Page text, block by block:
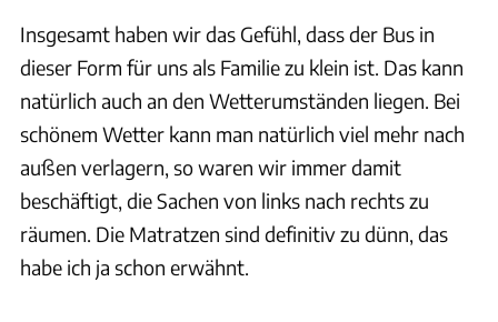
Insgesamt haben wir das Gefühl, dass der Bus in
dieser Form für uns als Familie zu klein ist. Das kann
natürlich auch an den Wetterumständen liegen. Bei
schönem Wetter kann man natürlich viel mehr nach
außen verlagern, so waren wir immer damit
beschäftigt, die Sachen von links nach rechts zu
räumen. Die Matratzen sind definitiv zu dünn, das
habe ich ja schon erwähnt.